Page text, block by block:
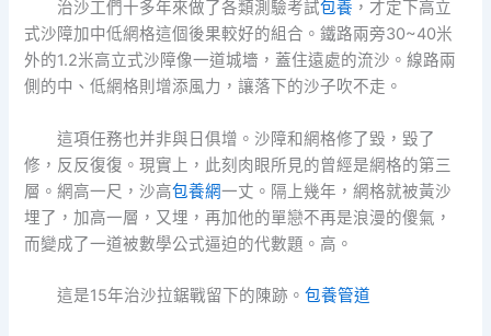
治沙工們十多年來做了各類測驗考試包養 ，才定下高立
式沙障加中低網格這個後果較好的組合。鐵路兩旁30~40米
外的1.2米高立式沙障像一道城墻，蓋住遠處的流沙。線路兩
側的中、低網格則增添風力，讓落下的沙子吹不走。
這項任務也并非與日俱增。沙障和網格修了毀，毀了
修，反反復復。現實上，此刻肉眼所見的曾經是網格的第三
層。網高一尺，沙高包養網一丈。隔上幾年，網格就被黃沙
埋了，加高一層，又埋，再加他的單戀不再是浪漫的傻氣，
而變成了一道被數學公式逼迫的代數題。高。
這是15年治沙拉鋸戰留下的陳跡。 包養管道